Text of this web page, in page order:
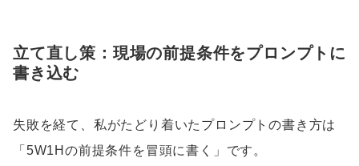
立て直し策：現場の前提条件をプロンプトに
書き込む
失敗を経て、私がたどり着いたプロンプトの書き方は
「5W1Hの前提条件を冒頭に書く」です。